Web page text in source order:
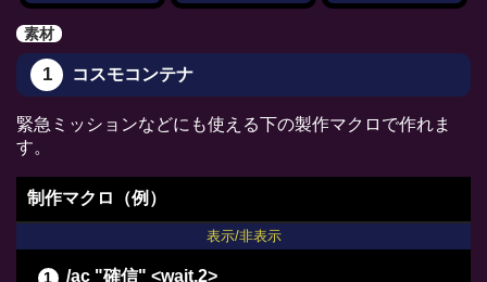
/ac "パーフェクトメンド" <wait.3>
/ac "イノベーション" <wait.2>
/ac "下地加工" <wait.3>
/ac "グレートストライド" <wait.2>
/ac "ビエルゴの祝福" <wait.3>
/ac "下地作業" <wait.3>
素材
1 コスモコンテナ
緊急ミッションなどにも使える下の製作マクロで作れま
す。
制作マクロ（例）
表示/非表示
/ac "確信" <wait.2>